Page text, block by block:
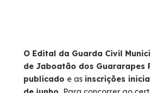
O Edital da Guarda Civil
de Jaboatão dos Guararapes
publicado e as inscrições